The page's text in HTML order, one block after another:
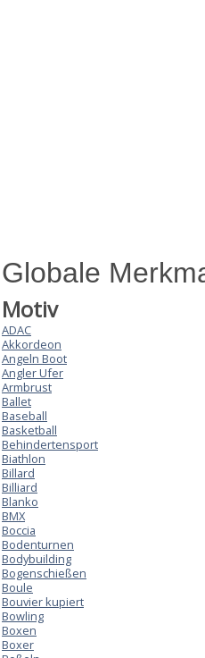
Globale
Motiv
ADAC
Akkordeon
Angeln Boot
Angler Ufer
Armbrust
Ballet
Baseball
Basketball
Behindertensport
Biathlon
Billard
Billiard
Blanko
BMX
Boccia
Bodenturnen
Bodybuilding
Bogenschießen
Boule
Bouvier kupiert
Bowling
Boxen
Boxer